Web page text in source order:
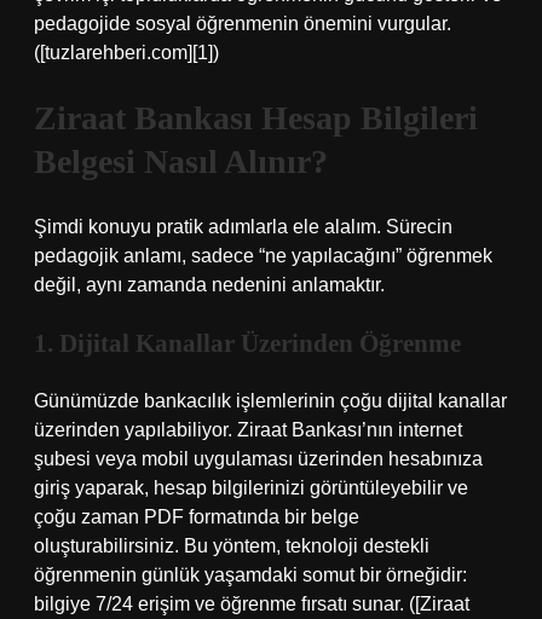
pedagojide sosyal öğrenmenin önemini vurgular.
([tuzlarehberi.com][1])
Ziraat Bankası Hesap Bilgileri
Belgesi Nasıl Alınır?
Şimdi konuyu pratik adımlarla ele alalım. Sürecin
pedagojik anlamı, sadece “ne yapılacağını” öğrenmek
değil, aynı zamanda nedenini anlamaktır.
1. Dijital Kanallar Üzerinden Öğrenme
Günümüzde bankacılık işlemlerinin çoğu dijital kanallar
üzerinden yapılabiliyor. Ziraat Bankası’nın internet
şubesi veya mobil uygulaması üzerinden hesabınıza
giriş yaparak, hesap bilgilerinizi görüntüleyebilir ve
çoğu zaman PDF formatında bir belge
oluşturabilirsiniz. Bu yöntem, teknoloji destekli
öğrenmenin günlük yaşamdaki somut bir örneğidir:
bilgiye 7/24 erişim ve öğrenme fırsatı sunar. ([Ziraat